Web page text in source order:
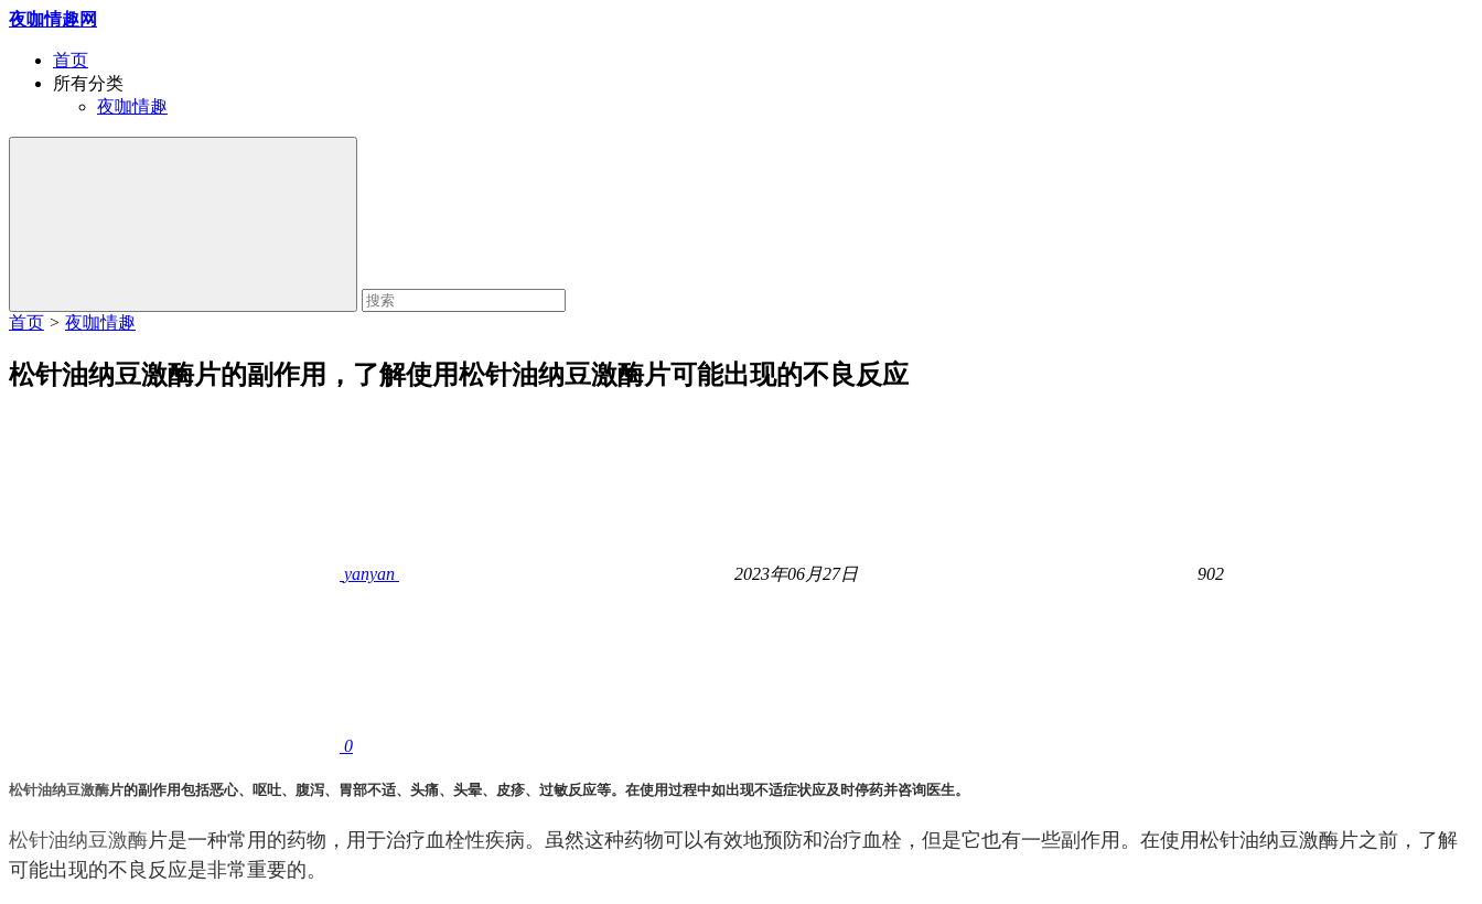
夜咖情趣网
首页
所有分类
夜咖情趣
首页 > 夜咖情趣
松针油纳豆激酶片的副作用，了解使用松针油纳豆激酶片可能出现的不良反应
yanyan 2023年06月27日 902
0
松针油纳豆激酶片的副作用包括恶心、呕吐、腹泻、胃部不适、头痛、头晕、皮疹、过敏反应等。在使用过程中如出现不适症状应及时停药并咨询医生。
松针油纳豆激酶片是一种常用的药物，用于治疗血栓性疾病。虽然这种药物可以有效地预防和治疗血栓，但是它也有一些副作用。在使用松针油纳豆激酶片之前，了解
可能出现的不良反应是非常重要的。